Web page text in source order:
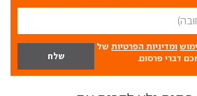
ומדיניות הפרטיות של